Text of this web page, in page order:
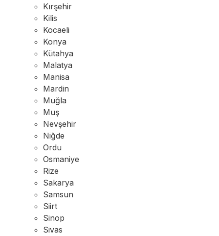
Kırşehir
Kilis
Kocaeli
Konya
Kütahya
Malatya
Manisa
Mardin
Muğla
Muş
Nevşehir
Niğde
Ordu
Osmaniye
Rize
Sakarya
Samsun
Siirt
Sinop
Sivas